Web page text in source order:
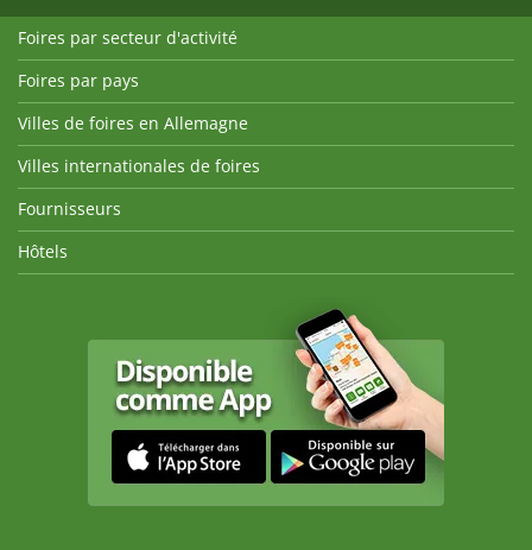
Foires par secteur d'activité
Foires par pays
Villes de foires en Allemagne
Villes internationales de foires
Fournisseurs
Hôtels